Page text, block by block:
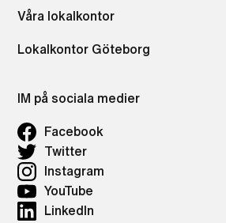
Våra lokalkontor
Lokalkontor Göteborg
IM på sociala medier
Facebook
Twitter
Instagram
YouTube
LinkedIn